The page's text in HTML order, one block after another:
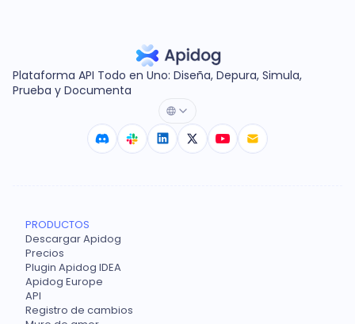
Plataforma API Todo en Uno: Diseña, Depura, Simula,
Prueba y Documenta
PRODUCTOS
Descargar Apidog
Precios
Plugin Apidog IDEA
Apidog Europe
API
Registro de cambios